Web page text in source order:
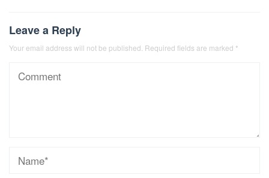
Leave a Reply
Your email address will not be published. Required fields are marked *